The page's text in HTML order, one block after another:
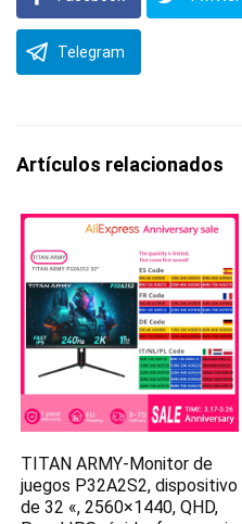
Telegram
Artículos relacionados
TITAN ARMY-Monitor de
juegos P32A2S2, dispositivo
de 32 «, 2560×1440, QHD,